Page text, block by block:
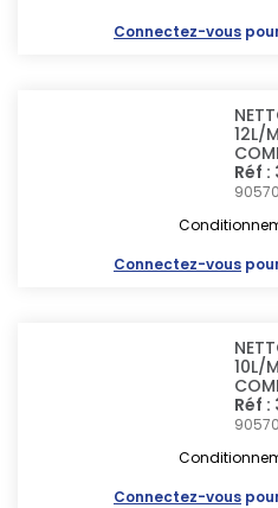
Connectez-vous
12L/
Réf
Connectez-vous
10L/
Réf
Connectez-vous